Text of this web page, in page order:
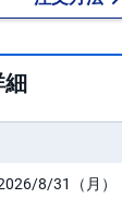
8/31（月）